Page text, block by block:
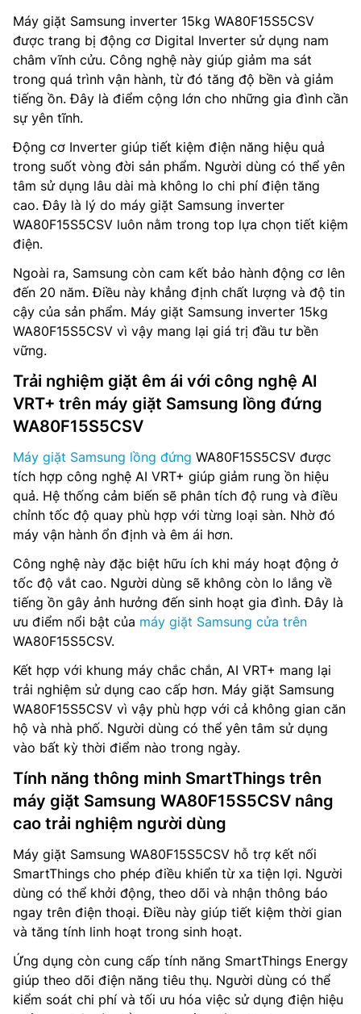
Máy giặt Samsung inverter 15kg WA80F15S5CSV
được trang bị động cơ Digital Inverter sử dụng nam
châm vĩnh cửu. Công nghệ này giúp giảm ma sát
trong quá trình vận hành, từ đó tăng độ bền và giảm
tiếng ồn. Đây là điểm cộng lớn cho những gia đình cần
sự yên tĩnh.
Động cơ Inverter giúp tiết kiệm điện năng hiệu quả
trong suốt vòng đời sản phẩm. Người dùng có thể yên
tâm sử dụng lâu dài mà không lo chi phí điện tăng
cao. Đây là lý do máy giặt Samsung inverter
WA80F15S5CSV luôn nằm trong top lựa chọn tiết kiệm
điện.
Ngoài ra, Samsung còn cam kết bảo hành động cơ lên
đến 20 năm. Điều này khẳng định chất lượng và độ tin
cậy của sản phẩm. Máy giặt Samsung inverter 15kg
WA80F15S5CSV vì vậy mang lại giá trị đầu tư bền
vững.
Trải nghiệm giặt êm ái với công nghệ AI
VRT+ trên máy giặt Samsung lồng đứng
WA80F15S5CSV
Máy giặt Samsung lồng đứng WA80F15S5CSV được
tích hợp công nghệ AI VRT+ giúp giảm rung ồn hiệu
quả. Hệ thống cảm biến sẽ phân tích độ rung và điều
chỉnh tốc độ quay phù hợp với từng loại sàn. Nhờ đó
máy vận hành ổn định và êm ái hơn.
Công nghệ này đặc biệt hữu ích khi máy hoạt động ở
tốc độ vắt cao. Người dùng sẽ không còn lo lắng về
tiếng ồn gây ảnh hưởng đến sinh hoạt gia đình. Đây là
ưu điểm nổi bật của máy giặt Samsung cửa trên
WA80F15S5CSV.
Kết hợp với khung máy chắc chắn, AI VRT+ mang lại
trải nghiệm sử dụng cao cấp hơn. Máy giặt Samsung
WA80F15S5CSV vì vậy phù hợp với cả không gian căn
hộ và nhà phố. Người dùng có thể yên tâm sử dụng
vào bất kỳ thời điểm nào trong ngày.
Tính năng thông minh SmartThings trên
máy giặt Samsung WA80F15S5CSV nâng
cao trải nghiệm người dùng
Máy giặt Samsung WA80F15S5CSV hỗ trợ kết nối
SmartThings cho phép điều khiển từ xa tiện lợi. Người
dùng có thể khởi động, theo dõi và nhận thông báo
ngay trên điện thoại. Điều này giúp tiết kiệm thời gian
và tăng tính linh hoạt trong sinh hoạt.
Ứng dụng còn cung cấp tính năng SmartThings Energy
giúp theo dõi điện năng tiêu thụ. Người dùng có thể
kiểm soát chi phí và tối ưu hóa việc sử dụng điện hiệu